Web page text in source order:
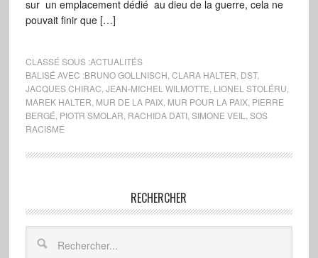
sur un emplacement dédié au dieu de la guerre, cela ne
pouvait finir que […]
CLASSÉ SOUS :ACTUALITÉS
BALISÉ AVEC :BRUNO GOLLNISCH CLARA HALTER DST,
JACQUES CHIRAC JEAN-MICHEL WILMOTTE LIONEL STOLÉRU
MAREK HALTER MUR DE LA PAIX, MUR POUR LA PAIX, PIERRE
BERGÉ PIOTR SMOLAR RACHIDA DATI, SIMONE VEIL
SOS
RACISME
RECHERCHER